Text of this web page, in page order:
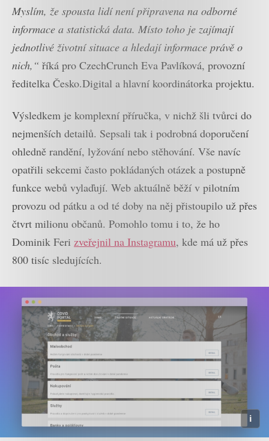
Myslím, že spousta lidí není připravena na odborné
informace a statistická data. Místo toho je zajímají
jednotlivé životní situace a hledají informace právě o
nich,“ říká pro CzechCrunch Eva Pavlíková, provozní
ředitelka Česko.Digital a hlavní koordinátorka projektu.
Výsledkem je komplexní příručka, v nichž šli tvůrci do
nejmenších detailů. Sepsali tak i podrobná doporučení
ohledně randění, lyžování nebo stěhování. Vše navíc
opatřili sekcemi často pokládaných otázek a postupně
funkce webů vylaďují. Web aktuálně běží v pilotním
provozu od pátku a od té doby na něj přistoupilo už přes
čtvrt milionu občanů. Pomohlo tomu i to, že ho
Dominik Feri zveřejnil na Instagramu, kde má už přes
800 tisíc sledujících.